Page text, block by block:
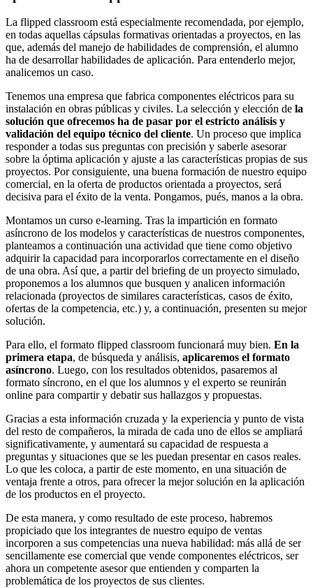
La flipped classroom está especialmente recomendada, por ejemplo,
en todas aquellas cápsulas formativas orientadas a proyectos, en las
que, además del manejo de habilidades de comprensión, el alumno
ha de desarrollar habilidades de aplicación. Para entenderlo mejor,
analicemos un caso.
Tenemos una empresa que fabrica componentes eléctricos para su
instalación en obras públicas y civiles. La selección y elección de la
solución que ofrecemos ha de pasar por el estricto análisis y
validación del equipo técnico del cliente. Un proceso que implica
responder a todas sus preguntas con precisión y saberle asesorar
sobre la óptima aplicación y ajuste a las características propias de sus
proyectos. Por consiguiente, una buena formación de nuestro equipo
comercial, en la oferta de productos orientada a proyectos, será
decisiva para el éxito de la venta. Pongamos, pués, manos a la obra.
Montamos un curso e-learning. Tras la impartición en formato
asíncrono de los modelos y características de nuestros componentes,
planteamos a continuación una actividad que tiene como objetivo
adquirir la capacidad para incorporarlos correctamente en el diseño
de una obra. Así que, a partir del briefing de un proyecto simulado,
proponemos a los alumnos que busquen y analicen información
relacionada (proyectos de similares características, casos de éxito,
ofertas de la competencia, etc.) y, a continuación, presenten su mejor
solución.
Para ello, el formato flipped classroom funcionará muy bien. En la
primera etapa, de búsqueda y análisis, aplicaremos el formato
asíncrono. Luego, con los resultados obtenidos, pasaremos al
formato síncrono, en el que los alumnos y el experto se reunirán
online para compartir y debatir sus hallazgos y propuestas.
Gracias a esta información cruzada y la experiencia y punto de vista
del resto de compañeros, la mirada de cada uno de ellos se ampliará
significativamente, y aumentará su capacidad de respuesta a
preguntas y situaciones que se les puedan presentar en casos reales.
Lo que les coloca, a partir de este momento, en una situación de
ventaja frente a otros, para ofrecer la mejor solución en la aplicación
de los productos en el proyecto.
De esta manera, y como resultado de este proceso, habremos
propiciado que los integrantes de nuestro equipo de ventas
incorporen a sus competencias una nueva habilidad: más allá de ser
sencillamente ese comercial que vende componentes eléctricos, ser
ahora un competente asesor que entienden y comparten la
problemática de los proyectos de sus clientes.